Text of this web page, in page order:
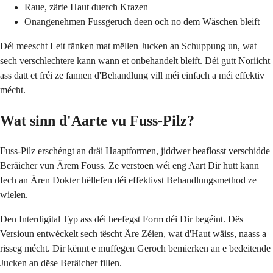
Raue, zärte Haut duerch Krazen
Onangenehmen Fussgeruch deen och no dem Wäschen bleift
Déi meescht Leit fänken mat mëllen Jucken an Schuppung un, wat
sech verschlechtere kann wann et onbehandelt bleift. Déi gutt Noriicht
ass datt et fréi ze fannen d'Behandlung vill méi einfach a méi effektiv
mécht.
Wat sinn d'Aarte vu Fuss-Pilz?
Fuss-Pilz erschéngt an dräi Haaptformen, jiddwer beaflosst verschidde
Beräicher vun Ärem Fouss. Ze verstoen wéi eng Aart Dir hutt kann
Iech an Ären Dokter hëllefen déi effektivst Behandlungsmethod ze
wielen.
Den Interdigital Typ ass déi heefegst Form déi Dir begéint. Dës
Versioun entwéckelt sech tëscht Äre Zéien, wat d'Haut wäiss, naass a
risseg mécht. Dir kënnt e muffegen Geroch bemierken an e bedeitende
Jucken an dëse Beräicher fillen.